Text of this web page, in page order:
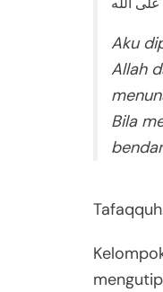
Aku
Allah
Bila